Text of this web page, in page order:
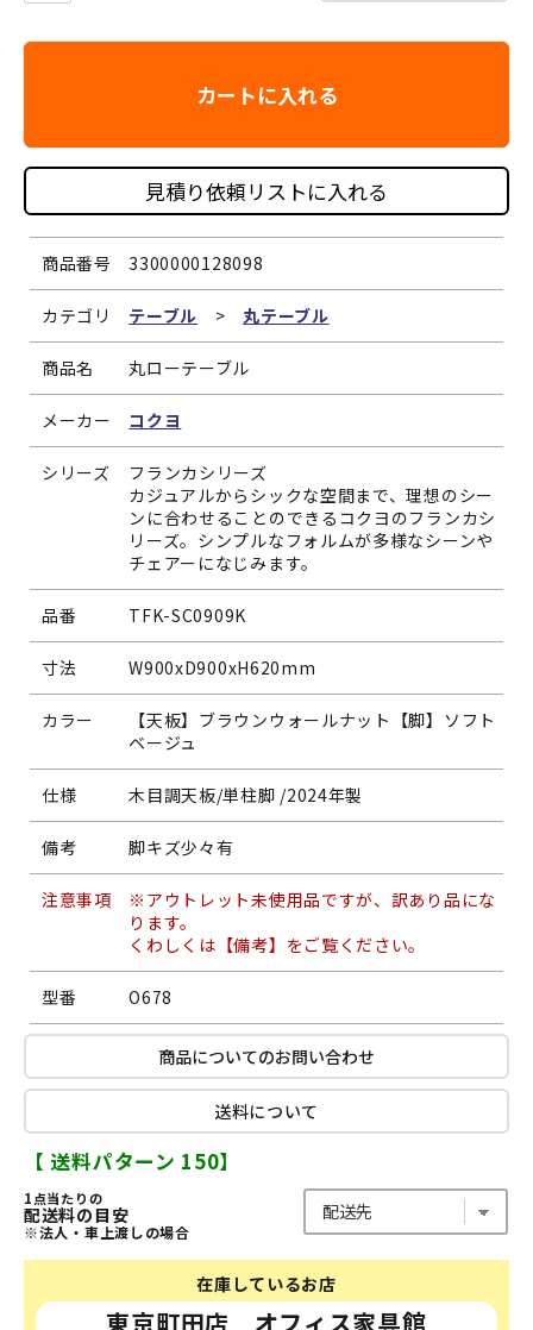
カートに入れる
見積り依頼リストに入れる
商品番号 3300000128098
カテゴリ テーブル > 丸テーブル
商品名 丸ローテーブル
メーカー コクヨ
シリーズ
フランカシリーズ
カジュアルからシックな空間まで、理想のシー
ンに合わせることのできるコクヨのフランカシ
リーズ。シンプルなフォルムが多様なシーンや
チェアーになじみます。
品番 TFK-SC0909K
寸法 W900xD900xH620mm
カラー
【天板】ブラウンウォールナット【脚】ソフト
ベージュ
仕様 木目調天板/単柱脚 /2024年製
備考 脚キズ少々有
注意事項
※アウトレット未使用品ですが、訳あり品にな
ります。
くわしくは【備考】をご覧ください。
型番 O678
商品についてのお問い合わせ
送料について
【 送料パターン 150】
1点当たりの
配送料の目安
※法人・車上渡しの場合
在庫しているお店
東京町田店 オフィス家具館